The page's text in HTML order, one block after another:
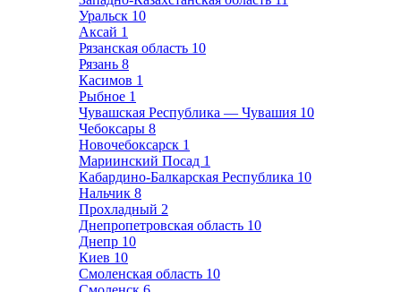
Уральск 10
Аксай 1
Рязанская область 10
Рязань 8
Касимов 1
Рыбное 1
Чувашская Республика — Чувашия 10
Чебоксары 8
Новочебоксарск 1
Мариинский Посад 1
Кабардино-Балкарская Республика 10
Нальчик 8
Прохладный 2
Днепропетровская область 10
Днепр 10
Киев 10
Смоленская область 10